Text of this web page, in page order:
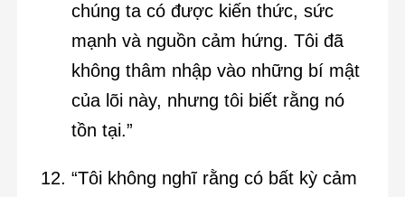
chúng ta có được kiến thức, sức
mạnh và nguồn cảm hứng. Tôi đã
không thâm nhập vào những bí mật
của lõi này, nhưng tôi biết rằng nó
tồn tại.”
“Tôi không nghĩ rằng có bất kỳ cảm